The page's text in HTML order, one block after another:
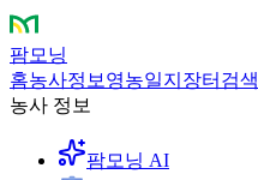
팜모닝
홈농사정보 영농일지 장터 검색
농사 정보
팜모닝 AI